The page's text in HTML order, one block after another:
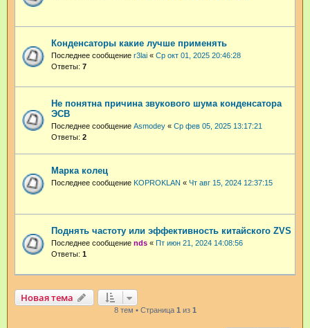
Конденсаторы какие лучше применять
Последнее сообщение r3lai « Ср окт 01, 2025 20:46:28
Ответы: 7
Не понятна причина звукового шума конденсатора
ЭСВ
Последнее сообщение Asmodey « Ср фев 05, 2025 13:17:21
Ответы: 2
Марка колец
Последнее сообщение KOPROKLAN « Чт авг 15, 2024 12:37:15
Поднять частоту или эффективность китайского ZVS
Последнее сообщение nds « Пт июн 21, 2024 14:08:56
Ответы: 1
Новая тема
8 тем • Страница 1 из 1